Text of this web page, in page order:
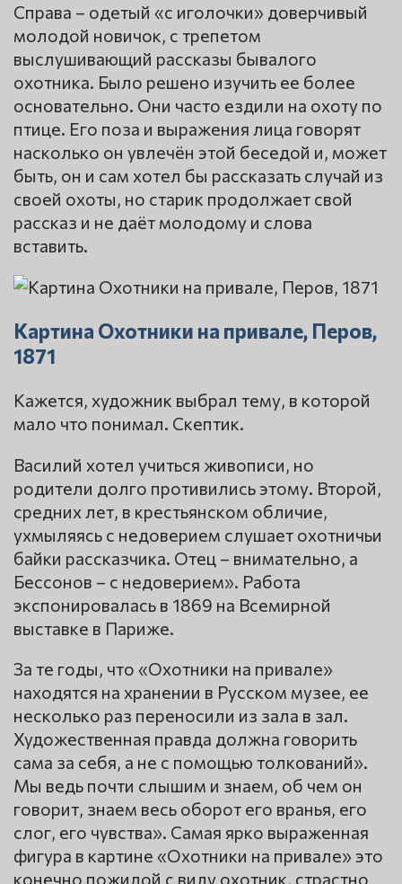
Справа – одетый «с иголочки» доверчивый
молодой новичок, с трепетом
выслушивающий рассказы бывалого
охотника. Было решено изучить ее более
основательно. Они часто ездили на охоту по
птице. Его поза и выражения лица говорят
насколько он увлечён этой беседой и, может
быть, он и сам хотел бы рассказать случай из
своей охоты, но старик продолжает свой
рассказ и не даёт молодому и слова
вставить.
Картина Охотники на привале, Перов,
1871
Кажется, художник выбрал тему, в которой
мало что понимал. Скептик.
Василий хотел учиться живописи, но
родители долго противились этому. Второй,
средних лет, в крестьянском обличие,
ухмыляясь с недоверием слушает охотничьи
байки рассказчика. Отец – внимательно, а
Бессонов – с недоверием». Работа
экспонировалась в 1869 на Всемирной
выставке в Париже.
За те годы, что «Охотники на привале»
находятся на хранении в Русском музее, ее
несколько раз переносили из зала в зал.
Художественная правда должна говорить
сама за себя, а не с помощью толкований».
Мы ведь почти слышим и знаем, об чем он
говорит, знаем весь оборот его вранья, его
слог, его чувства». Самая ярко выраженная
фигура в картине «Охотники на привале» это
конечно пожилой с виду охотник, страстно